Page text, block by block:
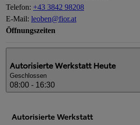
Telefon: +43 3842 98208
E-Mail: leoben@fior.at
Öffnungszeiten
Autorisierte Werkstatt Heute
Geschlossen
08:00 - 16:30
Autorisierte Werkstatt